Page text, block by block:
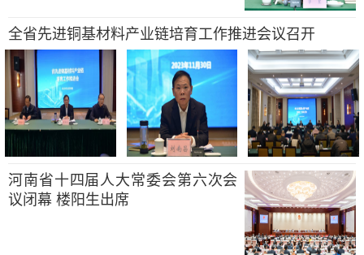
全省先进铜基材料产业链培育工作推进会议召开
河南省十四届人大常委会第六次会
议闭幕 楼阳生出席